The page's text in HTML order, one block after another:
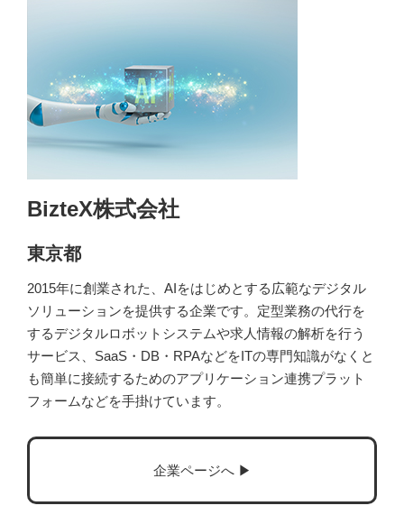
BizteX株式会社
東京都
2015年に創業された、AIをはじめとする広範なデジタル
ソリューションを提供する企業です。定型業務の代行を
するデジタルロボットシステムや求人情報の解析を行う
サービス、SaaS・DB・RPAなどをITの専門知識がなくと
も簡単に接続するためのアプリケーション連携プラット
フォームなどを手掛けています。
企業ページへ ▶︎